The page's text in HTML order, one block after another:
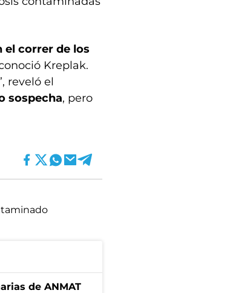
el correr de los
Kreplak.
reveló el
sospecha, pero
de ANMAT